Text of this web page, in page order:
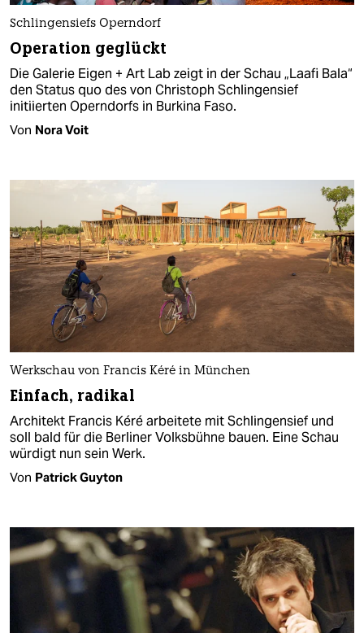
Schlingensiefs Operndorf
Operation geglückt
Die Galerie Eigen + Art Lab zeigt in der Schau „Laafi Bala“
den Status quo des von Christoph Schlingensief
initiierten Operndorfs in Burkina Faso.
Von Nora Voit
Werkschau von Francis Kéré in München
Einfach, radikal
Architekt Francis Kéré arbeitete mit Schlingensief und
soll bald für die Berliner Volksbühne bauen. Eine Schau
würdigt nun sein Werk.
Von Patrick Guyton